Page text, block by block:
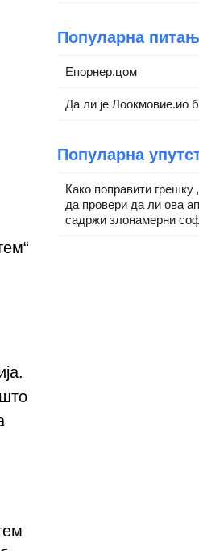
Популарна
Епорнер.цом
Да ли је Лоокмовие.ио
Популарна
Како поправити
да провери да ли ова
садржи злонамерни